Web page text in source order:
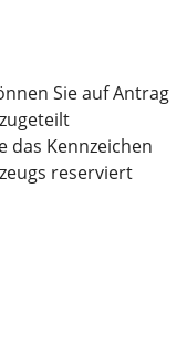
Sie auf Antrag
das Kennzeichen
reserviert